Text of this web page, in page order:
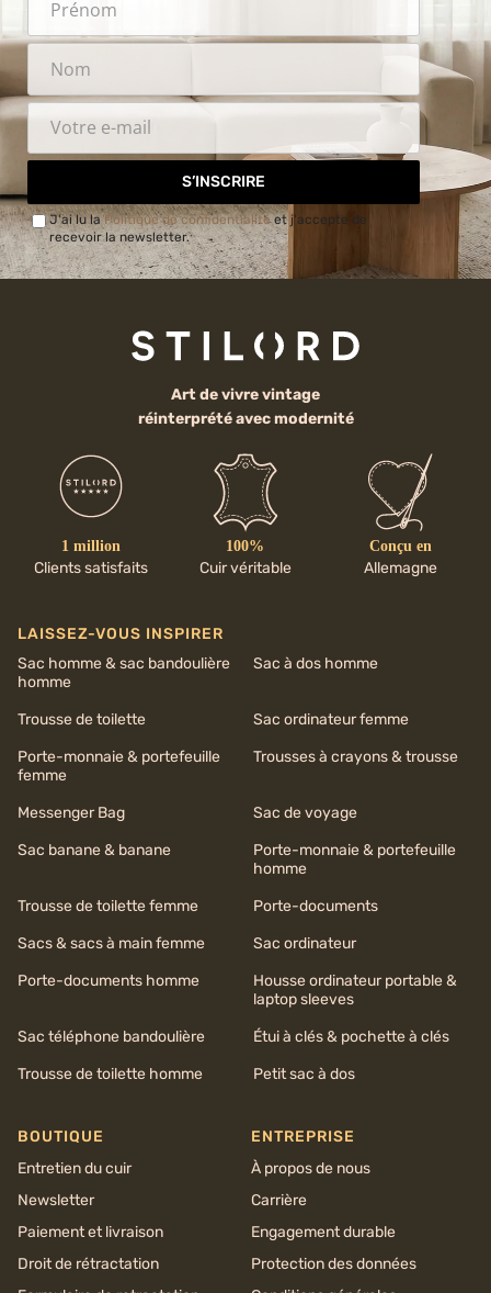
S’INSCRIRE
J'ai lu laPolitique de confidentialitéet j'accepte de
recevoir la newsletter.
Art de vivre vintage
réinterprété avec modernité
1 million
Clients satisfaits
100%
Cuir véritable
Conçu en
Allemagne
LAISSEZ-VOUS INSPIRER
Sac homme & sac bandoulière
homme
Sac à dos homme
Trousse de toilette
Sac ordinateur femme
Porte-monnaie & portefeuille
femme
Trousses à crayons & trousse
Messenger Bag
Sac de voyage
Sac banane & banane
Porte-monnaie & portefeuille
homme
Trousse de toilette femme
Porte-documents
Sacs & sacs à main femme
Sac ordinateur
Porte-documents homme
Housse ordinateur portable &
laptop sleeves
Sac téléphone bandoulière
Étui à clés & pochette à clés
Trousse de toilette homme
Petit sac à dos
BOUTIQUE
Entretien du cuir
Newsletter
Paiement et livraison
Droit de rétractation
ENTREPRISE
À propos de nous
Carrière
Engagement durable
Protection des données